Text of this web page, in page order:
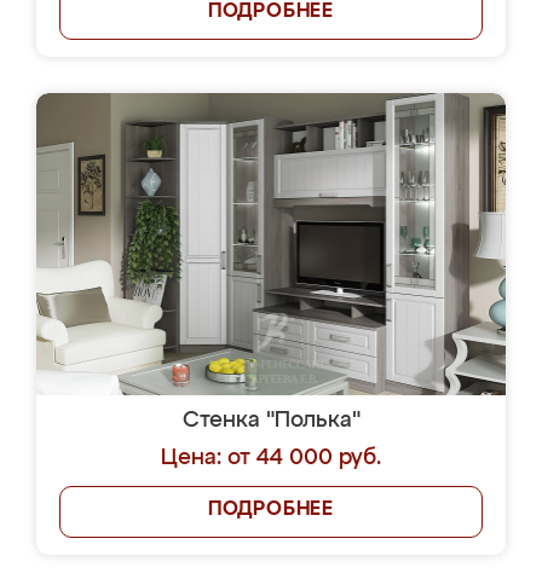
ПОДРОБНЕЕ
Стенка "Полька"
Цена: от 44 000 руб.
ПОДРОБНЕЕ